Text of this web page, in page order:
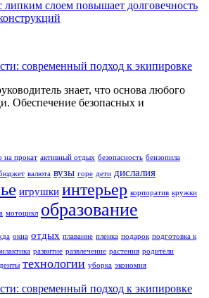
слоем повышает долговечность
современный подход к экипировке
знает, что основа любого
Обеспечение безопасных и
на прокат активный отдых безопасность бензопила
валюта вузы горе дети дислалия
игрушки интерьер корпоратив кружки
мотоцикл образование
окна отдых плавание пленка подарок подготовка к
развитие развлечение растения родители
технологии уборка экономия
современный подход к экипировке